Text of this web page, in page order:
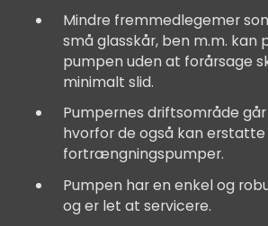
Mindre fremmedlegemer
små glasskår, ben m.m. kan
pumpen uden at forårsage
minimalt slid.
Pumpernes driftsområde
hvorfor de også kan
fortrængningspumper.
Pumpen har en enkel og
og er let at servicere.